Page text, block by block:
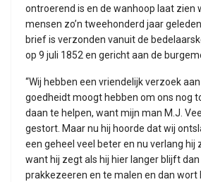
ontroerend is en de wanhoop laat zien
mensen zo’n tweehonderd jaar
brief is verzonden vanuit de
op 9 juli 1852 en gericht aan de
“Wij hebben een vriendelijk verzoek
goedheidt moogt hebben om ons nog
daan te helpen, want mijn man M.J.
gestort. Maar nu hij hoorde dat wij
een geheel veel beter en nu verlang hij
want hij zegt als hij hier langer blijft
prakkezeeren en te malen en dan wort